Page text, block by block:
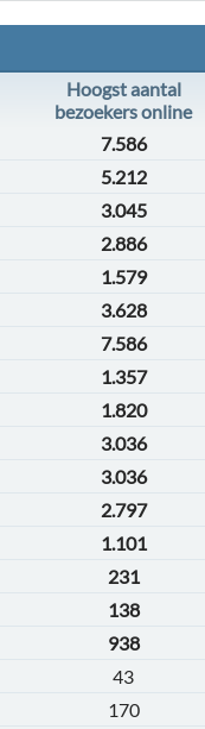
Hoogst aantal
bezoekers online
7.586
5.212
3.045
2.886
1.579
3.628
7.586
1.357
1.820
3.036
3.036
2.797
1.101
231
138
938
43
170